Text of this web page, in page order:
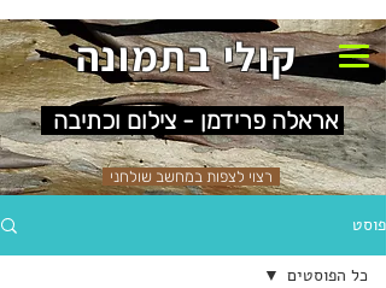
קולי בתמונה
אראלה פרידמן - צילום וכתיבה
רצוי לצפות במחשב שולחני
פוסט
כל הפוסטים